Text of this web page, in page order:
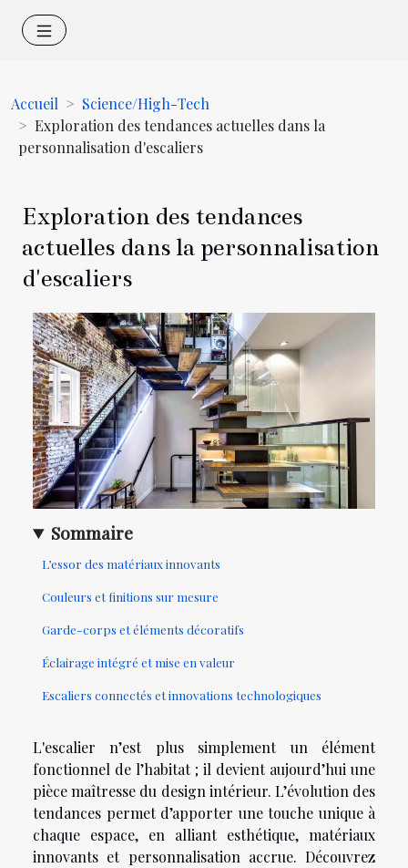
Accueil
Science/High-Tech
Exploration des tendances actuelles dans la
personnalisation d'escaliers
Exploration des tendances
actuelles dans la personnalisation
d'escaliers
Sommaire
L’essor des matériaux innovants
Couleurs et finitions sur mesure
Garde-corps et éléments décoratifs
Éclairage intégré et mise en valeur
Escaliers connectés et innovations technologiques
L'escalier n’est plus simplement un élément
fonctionnel de l’habitat ; il devient aujourd’hui une
pièce maîtresse du design intérieur. L’évolution des
tendances permet d’apporter une touche unique à
chaque espace, en alliant esthétique, matériaux
innovants et personnalisation accrue. Découvrez